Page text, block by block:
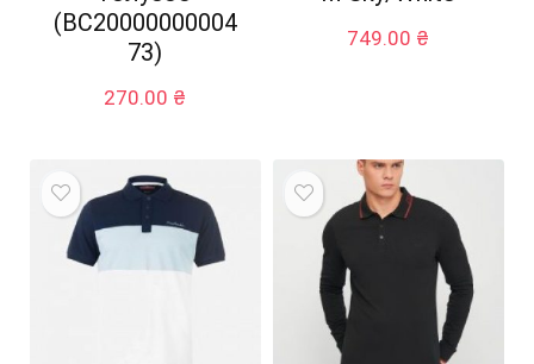
(BC20000000004
73)
270.00 ₴
749.00 ₴